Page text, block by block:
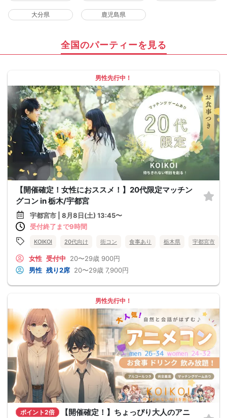
大分県 鹿児島県
全国のパーティーを見る
男性先行中！
【開催確定！女性におススメ！】20代限定マッチン
グコン in 栃木/宇都宮
宇都宮市 | 8月8日(土) 13:45〜
受付終了まで9時間
KOIKOI 20代向け 街コン 食事あり 栃木県 宇都宮市
女性 受付中 20〜29歳 900円
男性 残り2席 20〜29歳 7,900円
男性先行中！
ポイント2倍
【開催確定！】ちょっぴり大人のアニ